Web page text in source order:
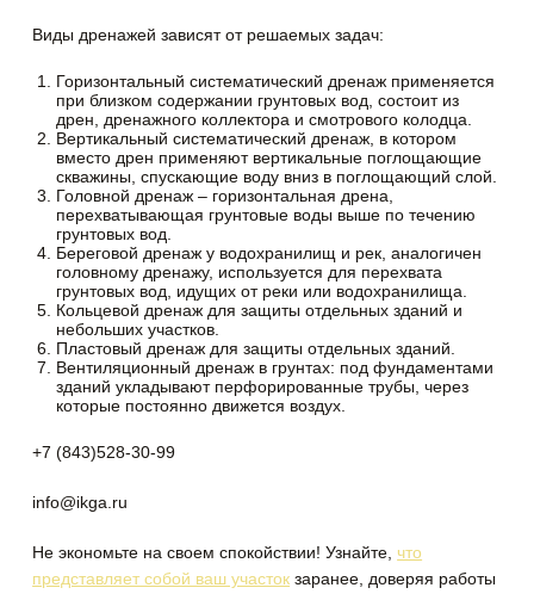
Виды дренажей зависят от решаемых задач:
Горизонтальный систематический дренаж применяется
при близком содержании грунтовых вод, состоит из
дрен, дренажного коллектора и смотрового колодца.
Вертикальный систематический дренаж, в котором
вместо дрен применяют вертикальные поглощающие
скважины, спускающие воду вниз в поглощающий слой.
Головной дренаж – горизонтальная дрена,
перехватывающая грунтовые воды выше по течению
грунтовых вод.
Береговой дренаж у водохранилищ и рек, аналогичен
головному дренажу, используется для перехвата
грунтовых вод, идущих от реки или водохранилища.
Кольцевой дренаж для защиты отдельных зданий и
небольших участков.
Пластовый дренаж для защиты отдельных зданий.
Вентиляционный дренаж в грунтах: под фундаментами
зданий укладывают перфорированные трубы, через
которые постоянно движется воздух.
+7 (843)528-30-99
info@ikga.ru
Не экономьте на своем спокойствии! Узнайте, что
представляет собой ваш участок заранее, доверяя работы